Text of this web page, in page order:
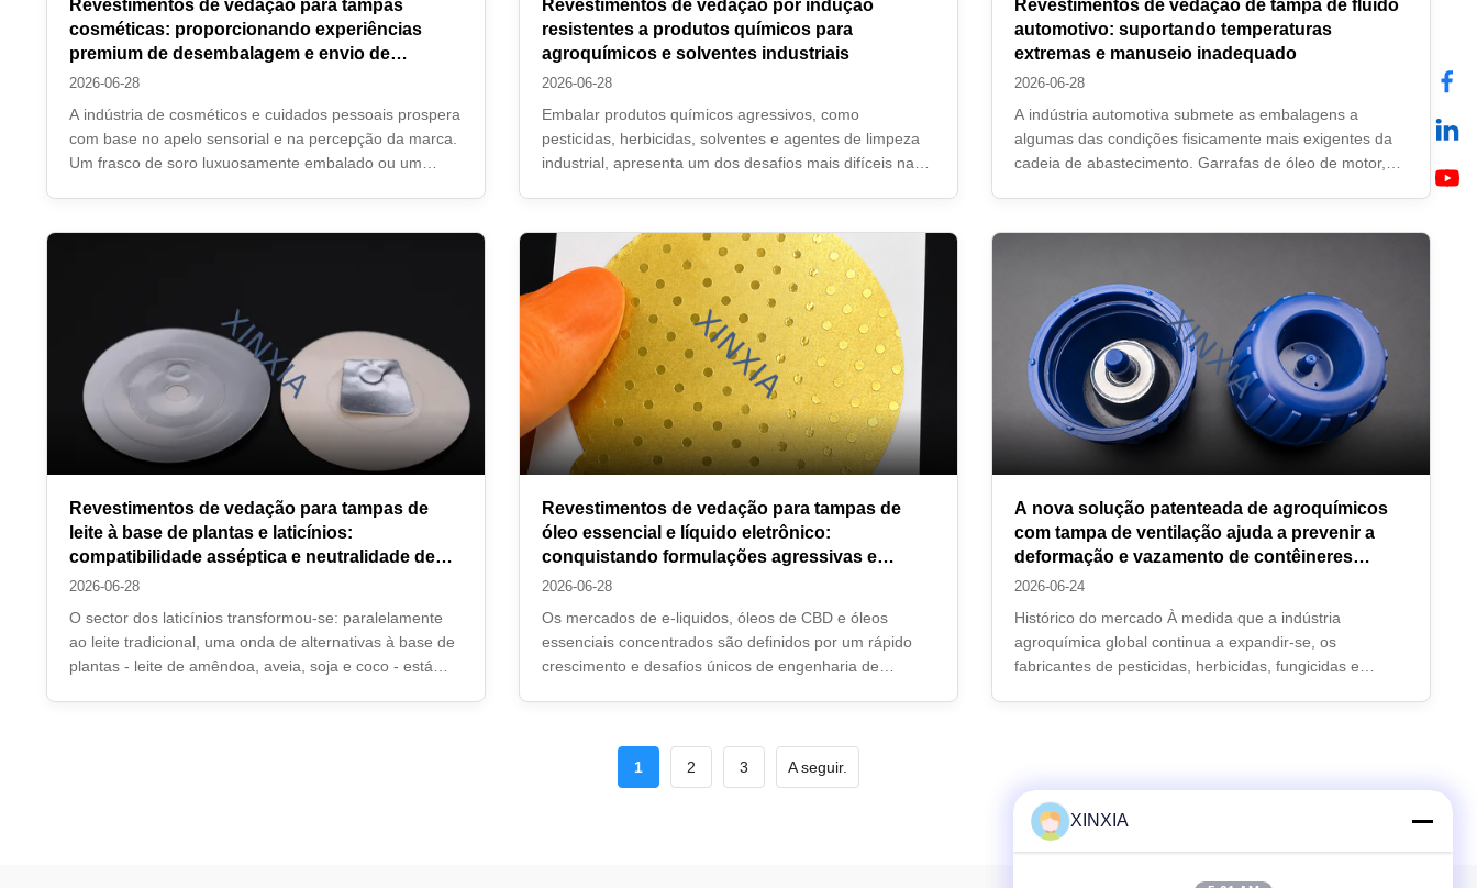
Revestimentos de vedação para tampas
cosméticas: proporcionando experiências
premium de desembalagem e envio de
comércio eletrônico à prova de vazamentos
2026-06-28
A indústria de cosméticos e cuidados pessoais prospera
com base no apelo sensorial e na percepção da marca.
Um frasco de soro luxuosamente embalado ou um
desta promessa é o revestimento invisível, ...
Revestimentos de vedação por indução
resistentes a produtos químicos para
agroquímicos e solventes industriais
2026-06-28
Embalar produtos químicos agressivos, como
pesticidas, herbicidas, solventes e agentes de limpeza
industrial, apresenta um dos desafios mais difíceis na
degradar, delaminar ou dissolver ...
Revestimentos de vedação de tampa de fluido
automotivo: suportando temperaturas
extremas e manuseio inadequado
2026-06-28
A indústria automotiva submete as embalagens a
algumas das condições fisicamente mais exigentes da
cadeia de abastecimento. Garrafas de óleo de motor,
armazéns abaixo de zero, ao calor escaldante ...
Revestimentos de vedação para tampas de
leite à base de plantas e laticínios:
compatibilidade asséptica e neutralidade de
sabor
2026-06-28
O sector dos laticínios transformou-se: paralelamente
ao leite tradicional, uma onda de alternativas à base de
plantas - leite de amêndoa, aveia, soja e coco - está
Revestimentos de vedação para tampas de
óleo essencial e líquido eletrônico:
conquistando formulações agressivas e
demandas resistentes a crianças
2026-06-28
Os mercados de e-liquidos, óleos de CBD e óleos
essenciais concentrados são definidos por um rápido
crescimento e desafios únicos de engenharia de
A nova solução patenteada de agroquímicos
com tampa de ventilação ajuda a prevenir a
deformação e vazamento de contêineres
durante o transporte global
2026-06-24
Histórico do mercado À medida que a indústria
agroquímica global continua a expandir-se, os
fabricantes de pesticidas, herbicidas, fungicidas e
1
2 3 A seguir.
XINXIA